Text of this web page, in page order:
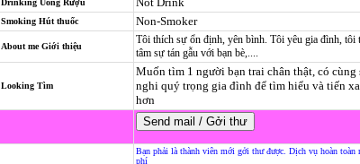
Drinking Uống Rượu
Smoking Hút thuốc Non-Smoker
About me Giới thiệu
Tôi thích sự ổn định, yên bình. Tôi yêu gia đình, tôi
tâm sự tán gẫu với bạn bè,....
Looking Tìm
Muốn tìm 1 người bạn trai chân thật, có cùng
nghi quý trọng gia đình để tìm hiểu và tiến xa
hơn
Bạn phải là thành viên mới gởi thư được. Dịch vụ hoàn toàn
phí